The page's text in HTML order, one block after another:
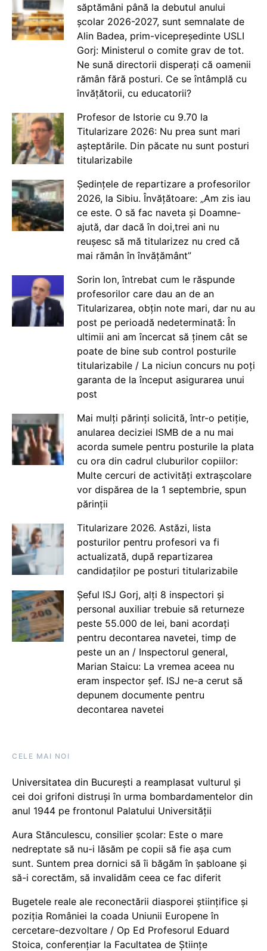
săptămâni până la debutul anului
școlar 2026-2027, sunt semnalate de
Alin Badea, prim-vicepreședinte USLI
Gorj: Ministerul o comite grav de tot.
Ne sună directorii disperați că oamenii
rămân fără posturi. Ce se întâmplă cu
învățătorii, cu educatorii?
Profesor de Istorie cu 9.70 la
Titularizare 2026: Nu prea sunt mari
așteptările. Din păcate nu sunt posturi
titularizabile
Ședințele de repartizare a profesorilor
2026, la Sibiu. Învățătoare: „Am zis iau
ce este. O să fac naveta și Doamne-
ajută, dar dacă în doi,trei ani nu
reușesc să mă titularizez nu cred că
mai rămân în învățământ”
Sorin Ion, întrebat cum le răspunde
profesorilor care dau an de an
Titularizarea, obțin note mari, dar nu au
post pe perioadă nedeterminată: În
ultimii ani am încercat să ținem cât se
poate de bine sub control posturile
titularizabile / La niciun concurs nu poți
garanta de la început asigurarea unui
post
Mai mulți părinți solicită, într-o petiție,
anularea deciziei ISMB de a nu mai
acorda sumele pentru posturile la plata
cu ora din cadrul cluburilor copiilor:
Multe cercuri de activități extrașcolare
vor dispărea de la 1 septembrie, spun
părinții
Titularizare 2026. Astăzi, lista
posturilor pentru profesori va fi
actualizată, după repartizarea
candidaților pe posturi titularizabile
Șeful ISJ Gorj, alți 8 inspectori și
personal auxiliar trebuie să returneze
peste 55.000 de lei, bani acordați
pentru decontarea navetei, timp de
peste un an / Inspectorul general,
Marian Staicu: La vremea aceea nu
eram inspector șef. ISJ ne-a cerut să
depunem documente pentru
decontarea navetei
CELE MAI NOI
Universitatea din București a reamplasat vulturul și
cei doi grifoni distruși în urma bombardamentelor din
anul 1944 pe frontonul Palatului Universității
Aura Stănculescu, consilier școlar: Este o mare
nedreptate să nu-i lăsăm pe copii să fie așa cum
sunt. Suntem prea dornici să îi băgăm în șabloane și
să-i corectăm, să invalidăm ceea ce fac diferit
Bugetele reale ale reconectării diasporei științifice și
poziția României la coada Uniunii Europene în
cercetare-dezvoltare / Op Ed Profesorul Eduard
Stoica, conferențiar la Facultatea de Științe